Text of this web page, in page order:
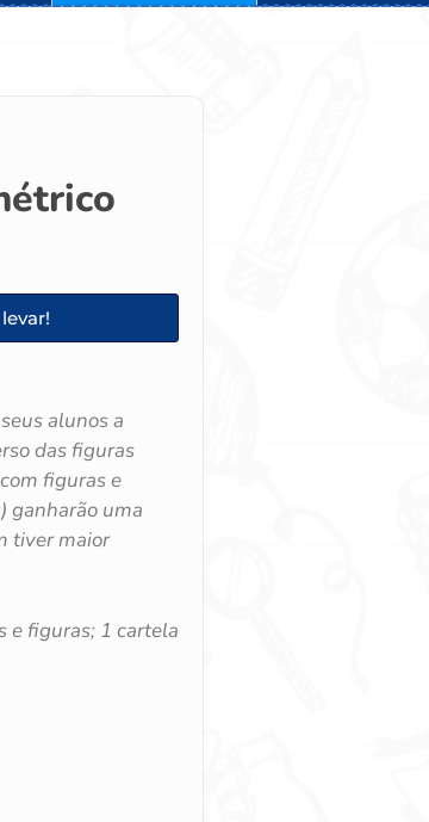
alunos a
das figuras
figuras e
ganharão uma
tiver maior
e figuras; 1 cartela